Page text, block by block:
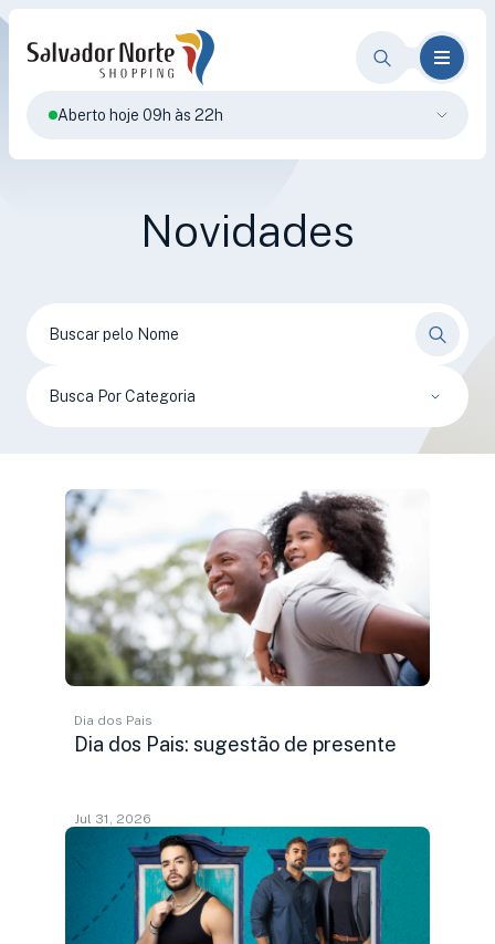
Aberto hoje 09h às 22h
Novidades
Busca Por Categoria
Dia dos Pais
Dia dos Pais: sugestão de presente
Jul 31, 2026